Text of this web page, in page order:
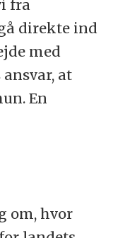
fra
direkte ind
med
at
En
om, hvor